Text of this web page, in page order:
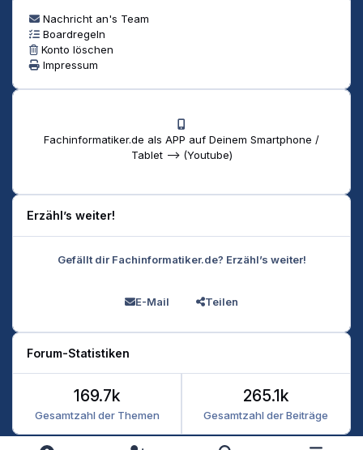
Nachricht an's Team
Boardregeln
Konto löschen
Impressum
Fachinformatiker.de als APP auf Deinem Smartphone /
Tablet --> (Youtube)
Erzähl’s weiter!
Gefällt dir Fachinformatiker.de? Erzähl’s weiter!
E-Mail Teilen
Forum-Statistiken
Gesamtzahl der Themen
169.7k
Gesamtzahl der Beiträge
265.1k